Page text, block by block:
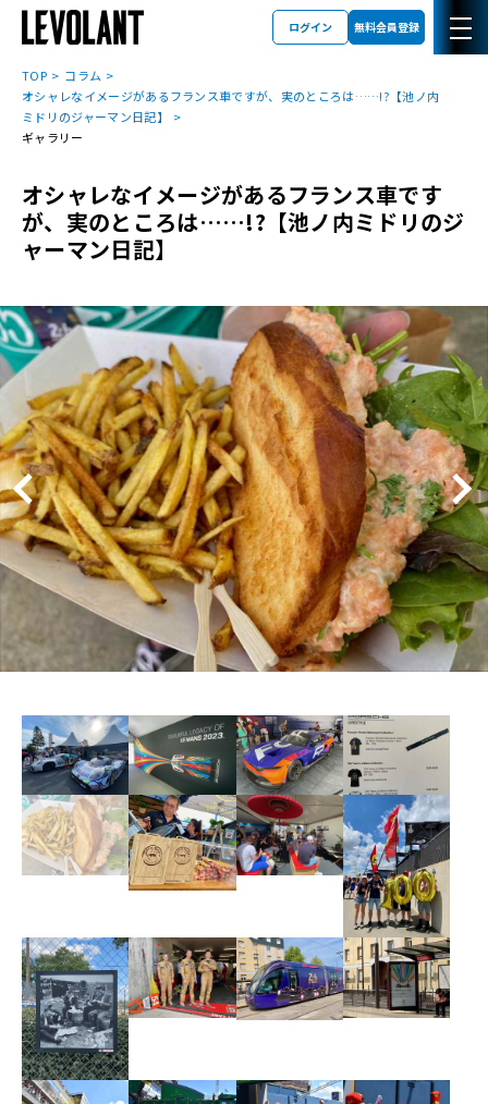
ログイン 無料会員登録
TOP
コラム
オシャレなイメージがあるフランス車ですが、実のところは……!?【池ノ内
ミドリのジャーマン日記】
ギャラリー
オシャレなイメージがあるフランス車です
が、実のところは……!?【池ノ内ミドリのジ
ャーマン日記】